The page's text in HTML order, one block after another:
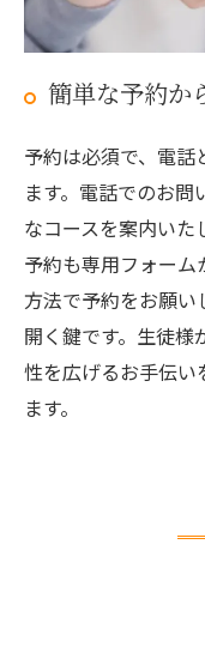
簡単な予約か
予約は必須で、電
ます。電話でのお
なコースを案内いた
予約も専用フォー
方法で予約をお願い
開く鍵です。生徒
性を広げるお手伝
ます。